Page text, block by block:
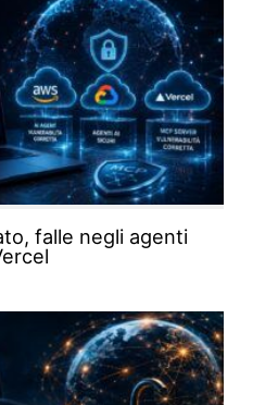
falle negli agenti